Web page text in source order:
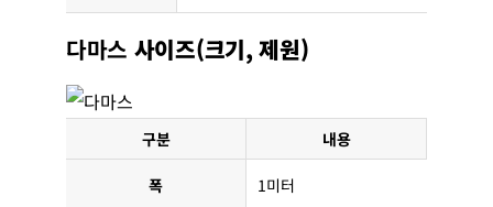
다마스 사이즈(크기, 제원)
구분 내용
폭 1미터